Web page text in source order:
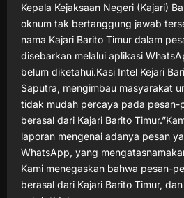
Kepala Kejaksaan Negeri (Kajari)
oknum tak bertanggung jawab
nama Kajari Barito Timur dalam
disebarkan melalui aplikasi
belum diketahui.Kasi Intel Kejari
Saputra, mengimbau masyarakat
tidak mudah percaya pada pesan-
berasal dari Kajari Barito
laporan mengenai adanya pesan
WhatsApp, yang
Kami menegaskan bahwa pesan-
berasal dari Kajari Barito Timur,